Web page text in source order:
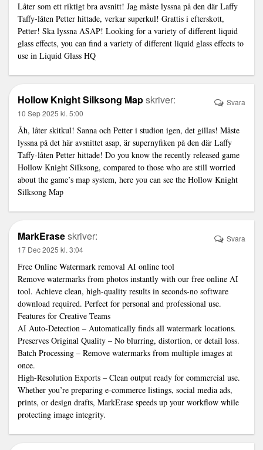
Låter som ett riktigt bra avsnitt! Jag måste lyssna på den där Laffy
Taffy-låten Petter hittade, verkar superkul! Grattis i efterskott,
Petter! Ska lyssna ASAP! Looking for a variety of different liquid
glass effects, you can find a variety of different liquid glass effects to
use in Liquid Glass HQ
Hollow Knight Silksong Mapskriver:
10 Sep 2025 kl. 5:00
Åh, låter skitkul! Sanna och Petter i studion igen, det gillas! Måste
lyssna på det här avsnittet asap, är supernyfiken på den där Laffy
Taffy-låten Petter hittade! Do you know the recently released game
Hollow Knight Silksong, compared to those who are still worried
about the game’s map system, here you can see the Hollow Knight
Silksong Map
Svara
MarkEraseskriver:
17 Dec 2025 kl. 3:04
Free Online Watermark removal AI online tool
Remove watermarks from photos instantly with our free online AI
tool. Achieve clean, high-quality results in seconds-no software
download required. Perfect for personal and professional use.
Features for Creative Teams
AI Auto-Detection – Automatically finds all watermark locations.
Preserves Original Quality – No blurring, distortion, or detail loss.
Batch Processing – Remove watermarks from multiple images at
once.
High-Resolution Exports – Clean output ready for commercial use.
Whether you’re preparing e-commerce listings, social media ads,
prints, or design drafts, MarkErase speeds up your workflow while
protecting image integrity.
Svara